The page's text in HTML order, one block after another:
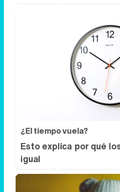
¿El tiempo vuela?
Esto explica por qué